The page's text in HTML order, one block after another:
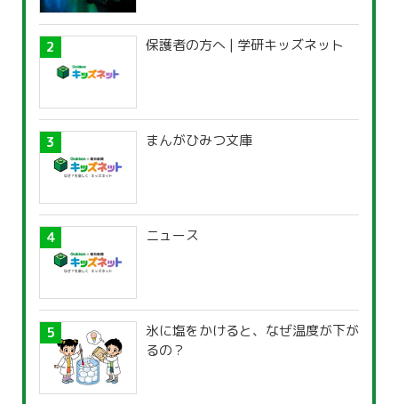
保護者の方へ | 学研キッズネット
まんがひみつ文庫
ニュース
氷に塩をかけると、なぜ温度が下が
るの？